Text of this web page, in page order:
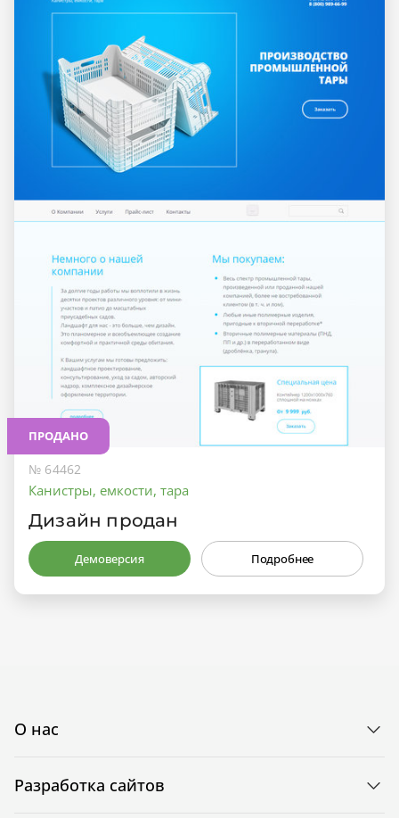
ПРОДАНО
№ 64462
Канистры, емкости, тара
Дизайн продан
Демоверсия Подробнее
О нас
Разработка сайтов